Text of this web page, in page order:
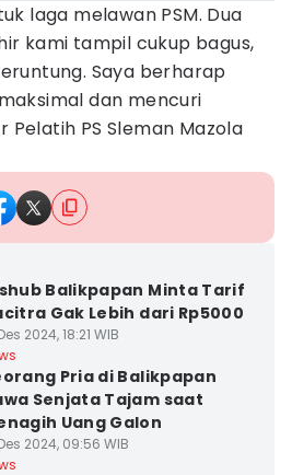
laga melawan PSM. Dua
kami tampil cukup bagus,
Saya berharap
dan mencuri
Pelatih PS Sleman Mazola
Balikpapan Minta Tarif
Gak Lebih dari Rp5000
2024, 18:21 WIB
Pria di Balikpapan
Senjata Tajam saat
Uang Galon
2024, 09:56 WIB